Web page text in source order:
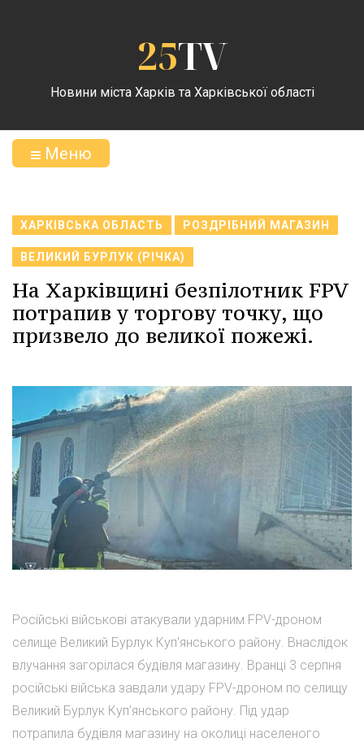
25TV
Новини міста Харків та Харківської області
Меню
ХАРКІВСЬКА ОБЛАСТЬ РОЗДРІБНИЙ МАГАЗИН
ВЕЛИКИЙ БУРЛУК (РІЧКА)
На Харківщині безпілотник FPV
потрапив у торгову точку, що
призвело до великої пожежі.
Російські військові атакували ударним FPV-дроном
селище Великий Бурлук Куп'янського району. Внаслідок
влучання загорілася будівля магазину. Вранці 3 серпня
російські війська завдали удару FPV-дроном по селищу
Великий Бурлук Куп'янського району. Під удар
потрапила будівля магазину на околиці населеного